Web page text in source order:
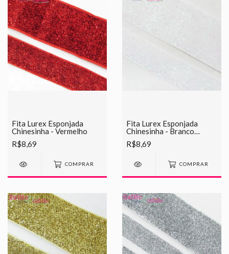
Fita Lurex Esponjada
Chinesinha - Vermelho
R$8,69
COMPRAR
Fita Lurex Esponjada
Chinesinha - Branco
Furta-cor
R$8,69
COMPRAR